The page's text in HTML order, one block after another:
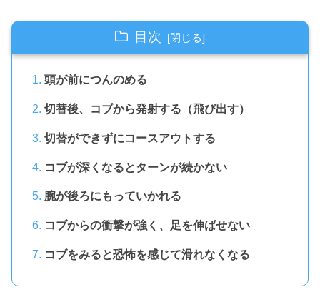
目次
頭が前につんのめる
切替後、コブから発射する（飛び出す）
切替ができずにコースアウトする
コブが深くなるとターンが続かない
腕が後ろにもっていかれる
コブからの衝撃が強く、足を伸ばせない
コブをみると恐怖を感じて滑れなくなる